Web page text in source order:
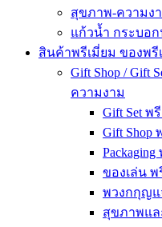
สุขภาพ-ความง
แก้วน้ำ กระบอ
สินค้าพรีเมี่ยม ของพรี
Gift Shop / Gift
ความงาม
Gift Set
Gift Shop
ของเล่น พ
พวงกกุญแ
สุขภาพแล